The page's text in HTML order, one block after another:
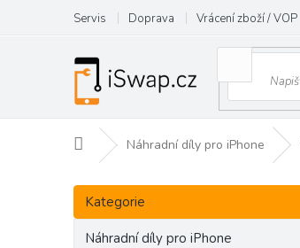
obsah
Servis Doprava Vrácení zboží / VOP
Domů Náhradní díly pro iPhone
P
s
Přeskočit
kategorie
Kategorie
Náhradní díly pro iPhone